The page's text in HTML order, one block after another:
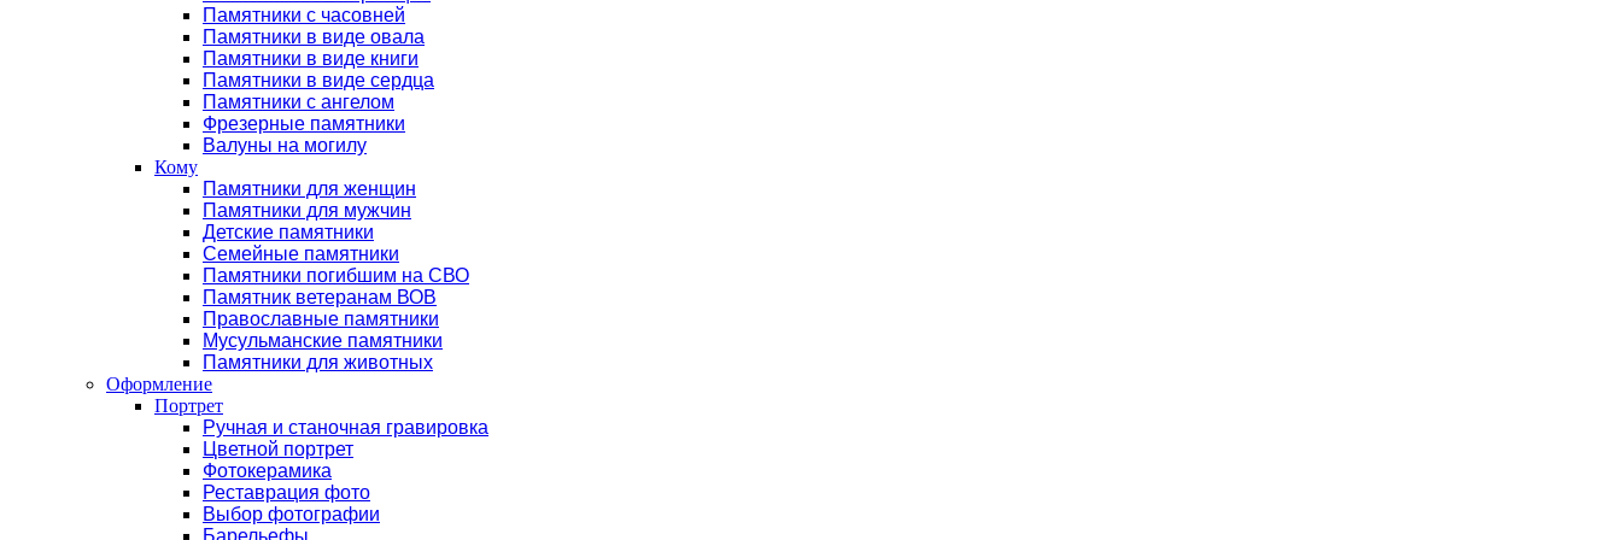
Памятники с часовней
Памятники в виде овала
Памятники в виде книги
Памятники в виде сердца
Памятники с ангелом
Фрезерные памятники
Валуны на могилу
Кому
Памятники для женщин
Памятники для мужчин
Детские памятники
Семейные памятники
Памятники погибшим на СВО
Памятник ветеранам ВОВ
Православные памятники
Мусульманские памятники
Памятники для животных
Оформление
Портрет
Ручная и станочная гравировка
Цветной портрет
Фотокерамика
Реставрация фото
Выбор фотографии
Барельефы